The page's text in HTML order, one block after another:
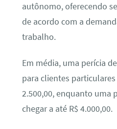
autônomo, oferecendo
de acordo com a
trabalho.
Em média, uma perícia
para clientes particulares
2.500,00, enquanto uma
chegar a até R$ 4.000,00.